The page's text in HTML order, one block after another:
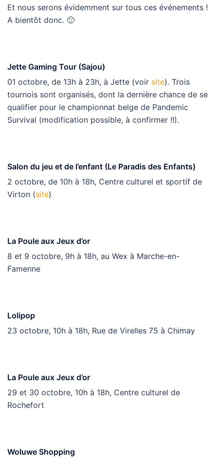
Et nous serons évidemment sur tous ces événements !
A bientôt donc. 🙂
Jette Gaming Tour (Sajou)
01 octobre, de 13h à 23h, à Jette (voir site). Trois
tournois sont organisés, dont la dernière chance de se
qualifier pour le championnat belge de Pandemic
Survival (modification possible, à confirmer !!).
Salon du jeu et de l’enfant (Le Paradis des Enfants)
2 octobre, de 10h à 18h, Centre culturel et sportif de
Virton (site)
La Poule aux Jeux d’or
8 et 9 octobre, 9h à 18h, au Wex à Marche-en-
Famenne
Lolipop
23 octobre, 10h à 18h, Rue de Virelles 75 à Chimay
La Poule aux Jeux d’or
29 et 30 octobre, 10h à 18h, Centre culturel de
Rochefort
Woluwe Shopping